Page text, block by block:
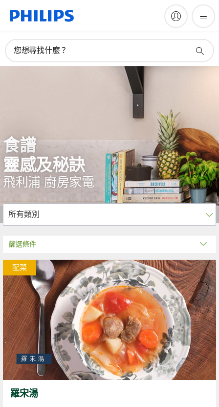
您想尋找什麼？
食譜
靈感及秘訣
飛利浦 廚房家電
篩選條件
配菜
羅宋湯